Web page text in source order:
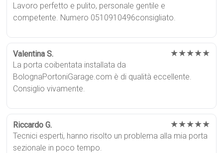
Lavoro perfetto e pulito, personale gentile e
competente. Numero 0510910496consigliato.
Valentina S. ★★★★★
La porta coibentata installata da
BolognaPortoniGarage.com è di qualità eccellente.
Consiglio vivamente.
Riccardo G. ★★★★★
Tecnici esperti, hanno risolto un problema alla mia porta
sezionale in poco tempo.